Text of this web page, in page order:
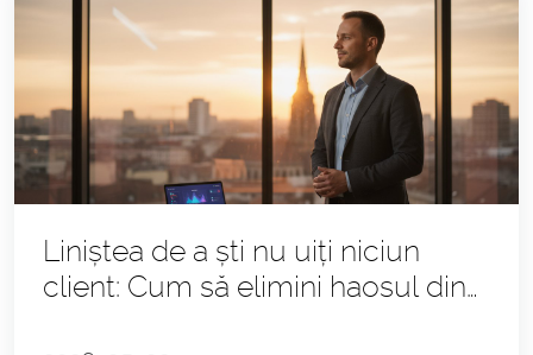
Liniștea de a ști nu uiți niciun
client: Cum să elimini haosul din